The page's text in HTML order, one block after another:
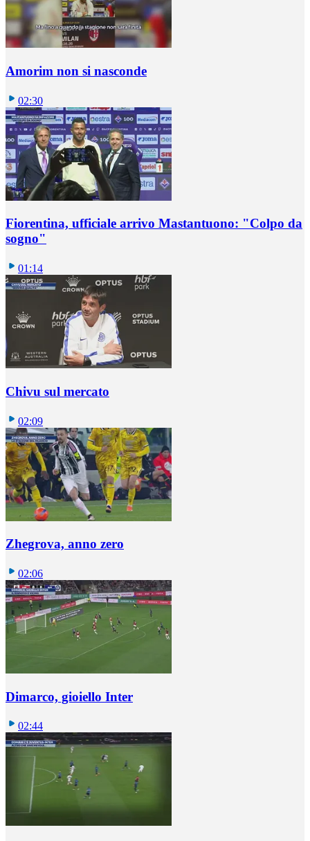
Amorim non si nasconde
02:30
Fiorentina, ufficiale arrivo Mastantuono: "Colpo da
sogno"
01:14
Chivu sul mercato
02:09
Zhegrova, anno zero
02:06
Dimarco, gioiello Inter
02:44